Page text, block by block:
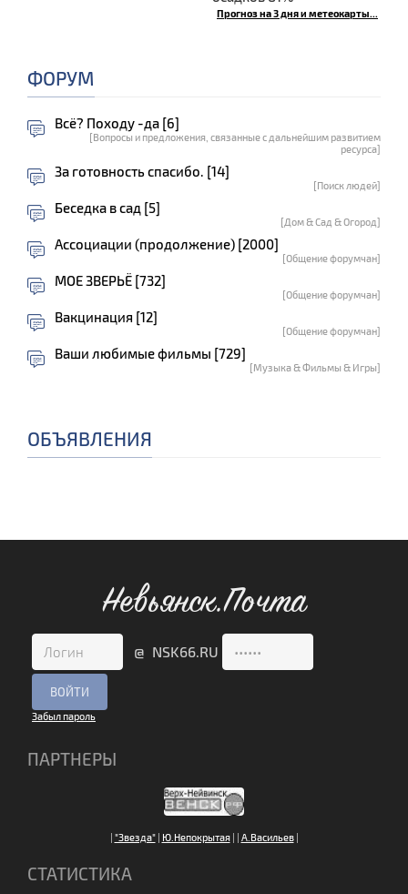
Прогноз на 3 дня и метеокарты...
ФОРУМ
Всё? Походу -да [6]
[Вопросы и предложения, связанные с дальнейшим развитием
ресурса]
За готовность спасибо. [14]
[Поиск людей]
Беседка в сад [5]
[Дом & Сад & Огород]
Ассоциации (продолжение) [2000]
[Общение форумчан]
МОЕ ЗВЕРЬЁ [732]
[Общение форумчан]
Вакцинация [12]
[Общение форумчан]
Ваши любимые фильмы [729]
[Музыка & Фильмы & Игры]
ОБЪЯВЛЕНИЯ
Невьянск.Почта
@ NSK66.RU
Забыл пароль
ПАРТНЕРЫ
| "Звезда"| Ю.Непокрытая| | А.Васильев|
СТАТИСТИКА